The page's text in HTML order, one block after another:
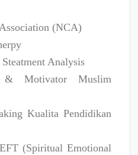
(NCA)
Steatment Analysis
Motivator Muslim
Kualita Pendidikan
(Spiritual Emotional